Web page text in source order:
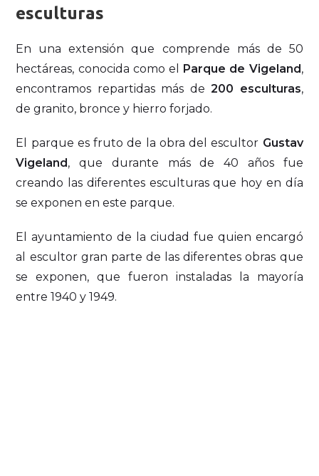
esculturas
En una extensión que comprende más de 50
hectáreas, conocida como el Parque de Vigeland,
encontramos repartidas más de200 esculturas,
de granito, bronce y hierro forjado.
El parque es fruto de la obra del escultor Gustav
Vigeland, que durante más de 40 años fue
creando las diferentes esculturas que hoy en día
se exponen en este parque.
El ayuntamiento de la ciudad fue quien encargó
al escultor gran parte de las diferentes obras que
se exponen, que fueron instaladas la mayoría
entre 1940 y 1949.